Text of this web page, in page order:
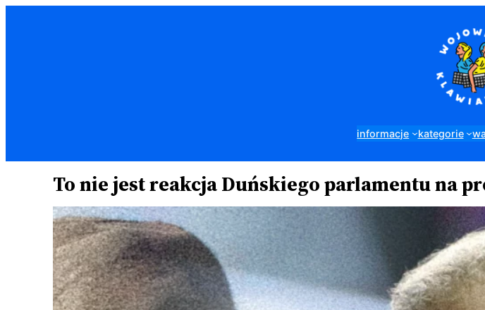
informacje kategorie
To nie jest reakcja Duńskiego parlamentu na